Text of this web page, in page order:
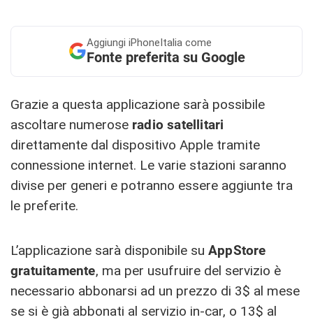
Aggiungi iPhoneItalia come
Fonte preferita su Google
Grazie a questa applicazione sarà possibile
ascoltare numerose radio satellitari
direttamente dal dispositivo Apple tramite
connessione internet. Le varie stazioni saranno
divise per generi e potranno essere aggiunte tra
le preferite.
L’applicazione sarà disponibile su AppStore
gratuitamente, ma per usufruire del servizio è
necessario abbonarsi ad un prezzo di 3$ al mese
se si è già abbonati al servizio in-car, o 13$ al